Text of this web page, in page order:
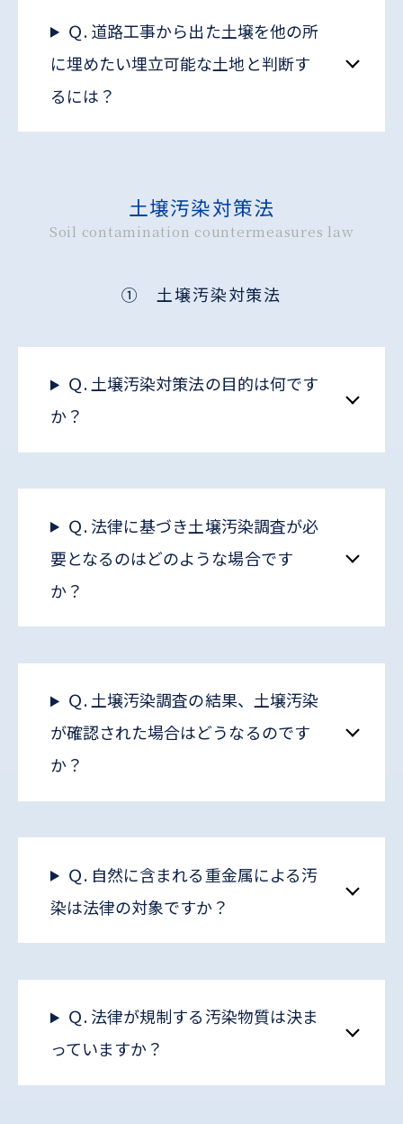
Ｑ. 道路工事から出た土壌を他の所
に埋めたい埋立可能な土地と判断す
るには？
土壌汚染対策法
Soil contamination countermeasures law
① 土壌汚染対策法
Ｑ. 土壌汚染対策法の目的は何です
か？
Ｑ. 法律に基づき土壌汚染調査が必
要となるのはどのような場合です
か？
Ｑ. 土壌汚染調査の結果、土壌汚染
が確認された場合はどうなるのです
か？
Ｑ. 自然に含まれる重金属による汚
染は法律の対象ですか？
Ｑ. 法律が規制する汚染物質は決ま
っていますか？